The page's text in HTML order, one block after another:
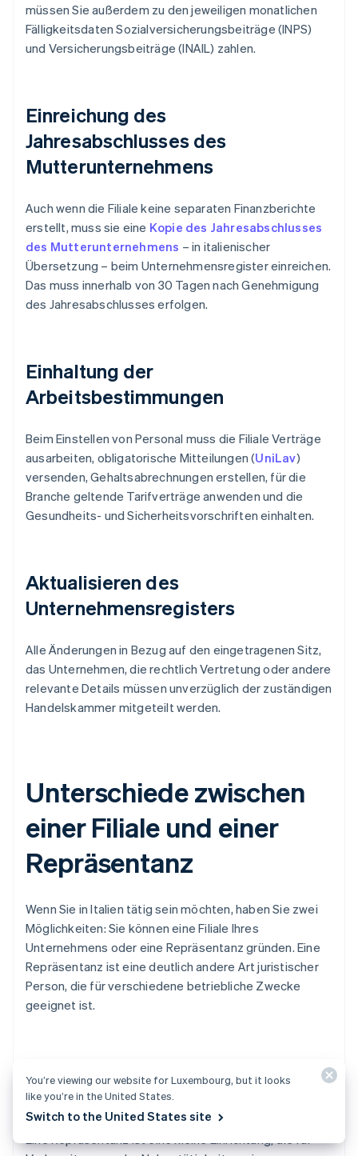
müssen Sie außerdem zu den jeweiligen monatlichen
Fälligkeitsdaten Sozialversicherungsbeiträge (INPS)
und Versicherungsbeiträge (INAIL) zahlen.
Einreichung des
Jahresabschlusses des
Mutterunternehmens
Auch wenn die Filiale keine separaten Finanzberichte
erstellt, muss sie eine Kopie des Jahresabschlusses
des Mutterunternehmens – in italienischer
Übersetzung – beim Unternehmensregister einreichen.
Das muss innerhalb von 30 Tagen nach Genehmigung
des Jahresabschlusses erfolgen.
Einhaltung der
Arbeitsbestimmungen
Beim Einstellen von Personal muss die Filiale Verträge
ausarbeiten, obligatorische Mitteilungen (UniLav)
versenden, Gehaltsabrechnungen erstellen, für die
Branche geltende Tarifverträge anwenden und die
Gesundheits- und Sicherheitsvorschriften einhalten.
Aktualisieren des
Unternehmensregisters
Alle Änderungen in Bezug auf den eingetragenen Sitz,
das Unternehmen, die rechtlich Vertretung oder andere
relevante Details müssen unverzüglich der zuständigen
Handelskammer mitgeteilt werden.
Unterschiede zwischen
einer Filiale und einer
Repräsentanz
Wenn Sie in Italien tätig sein möchten, haben Sie zwei
Möglichkeiten: Sie können eine Filiale Ihres
Unternehmens oder eine Repräsentanz gründen. Eine
Repräsentanz ist eine deutlich andere Art juristischer
Person, die für verschiedene betriebliche Zwecke
geeignet ist.
Funktionsweise einer
Repräsentanz
Eine Repräsentanz ist eine kleine Einrichtung, die für
You’re viewing our website for Luxembourg, but it looks
like you’re in the United States.
Switch to the United States site